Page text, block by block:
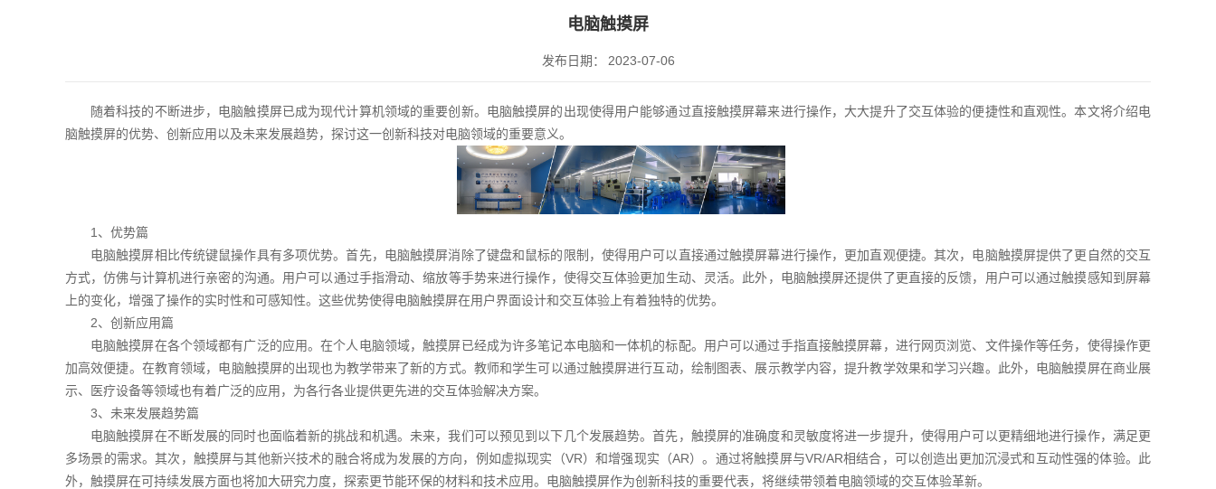
电脑触摸屏
发布日期： 2023-07-06
随着科技的不断进步，电脑触摸屏已成为现代计算机领域的重要创新。电脑触摸屏的出现使得用户能够通过直接触摸屏幕来进行操作，大大提升了交互体验的便捷性和直观性。本文将介绍电
脑触摸屏的优势、创新应用以及未来发展趋势，探讨这一创新科技对电脑领域的重要意义。
1、优势篇
电脑触摸屏相比传统键鼠操作具有多项优势。首先，电脑触摸屏消除了键盘和鼠标的限制，使得用户可以直接通过触摸屏幕进行操作，更加直观便捷。其次，电脑触摸屏提供了更自然的交互
方式，仿佛与计算机进行亲密的沟通。用户可以通过手指滑动、缩放等手势来进行操作，使得交互体验更加生动、灵活。此外，电脑触摸屏还提供了更直接的反馈，用户可以通过触摸感知到屏幕
上的变化，增强了操作的实时性和可感知性。这些优势使得电脑触摸屏在用户界面设计和交互体验上有着独特的优势。
2、创新应用篇
电脑触摸屏在各个领域都有广泛的应用。在个人电脑领域，触摸屏已经成为许多笔记本电脑和一体机的标配。用户可以通过手指直接触摸屏幕，进行网页浏览、文件操作等任务，使得操作更
加高效便捷。在教育领域，电脑触摸屏的出现也为教学带来了新的方式。教师和学生可以通过触摸屏进行互动，绘制图表、展示教学内容，提升教学效果和学习兴趣。此外，电脑触摸屏在商业展
示、医疗设备等领域也有着广泛的应用，为各行各业提供更先进的交互体验解决方案。
3、未来发展趋势篇
电脑触摸屏在不断发展的同时也面临着新的挑战和机遇。未来，我们可以预见到以下几个发展趋势。首先，触摸屏的准确度和灵敏度将进一步提升，使得用户可以更精细地进行操作，满足更
多场景的需求。其次，触摸屏与其他新兴技术的融合将成为发展的方向，例如虚拟现实（VR）和增强现实（AR）。通过将触摸屏与VR/AR相结合，可以创造出更加沉浸式和互动性强的体验。此
外，触摸屏在可持续发展方面也将加大研究力度，探索更节能环保的材料和技术应用。电脑触摸屏作为创新科技的重要代表，将继续带领着电脑领域的交互体验革新。